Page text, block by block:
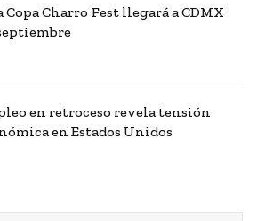
Copa Charro Fest llegará a CDMX
en retroceso revela tensión
en Estados Unidos